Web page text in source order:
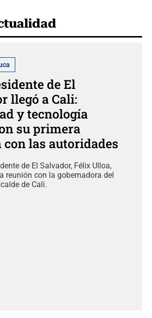
de El
llegó a Cali:
y tecnología
su primera
las autoridades
de El Salvador, Félix Ulloa,
reunión con la gobernadora del
de Cali.